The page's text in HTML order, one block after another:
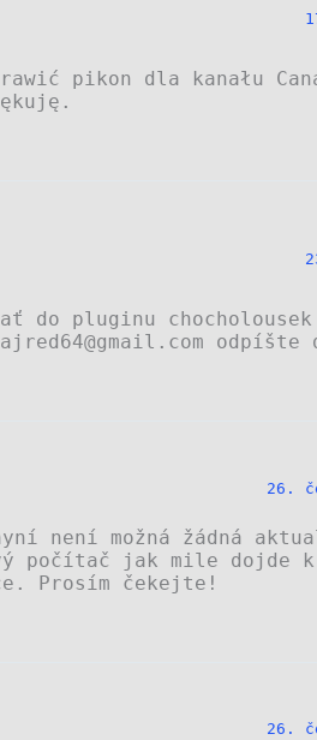
pikon dla kanału
do pluginu chocholousek
odpíšte
26.
není možná žádná
počítač jak mile dojde k
Prosím čekejte!
26.